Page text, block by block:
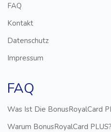
FAQ
Kontakt
Datenschutz
Impressum
FAQ
Was Ist Die BonusRoyalCard
Warum BonusRoyalCard PLUS?